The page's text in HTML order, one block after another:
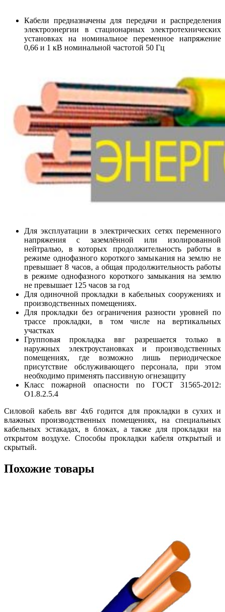
Кабели предназначены для передачи и распределения
электроэнергии в стационарных электротехнических
установках на номинальное переменное напряжение
0,66 и 1 кВ номинальной частотой 50 Гц
Для эксплуатации в электрических сетях переменного
напряжения с заземлённой или изолированной
нейтралью, в которых продолжительность работы в
режиме однофазного короткого замыкания на землю не
превышает 8 часов, а общая продолжительность работы
в режиме однофазного короткого замыкания на землю
не превышает 125 часов за год
Для одиночной прокладки в кабельных сооружениях и
производственных помещениях.
Для прокладки без ограничения разности уровней по
трассе прокладки, в том числе на вертикальных
участках
Групповая прокладка ввг разрешается только в
наружных электроустановках и производственных
помещениях, где возможно лишь периодическое
присутствие обслуживающего персонала, при этом
необходимо применять пассивную огнезащиту
Класс пожарной опасности по ГОСТ 31565-2012:
О1.8.2.5.4
Силовой кабель ввг 4х6 годится для прокладки в сухих и
влажных производственных помещениях, на специальных
кабельных эстакадах, в блоках, а также для прокладки на
открытом воздухе. Способы прокладки кабеля открытый и
скрытый.
Похожие товары